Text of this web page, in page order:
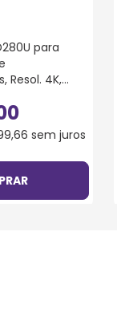
para
Resol. 4K,
USB Tipo - C
,66 sem juros